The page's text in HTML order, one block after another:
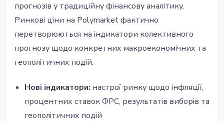
прогнозів у традиційну фінансову аналітику.
Ринкові ціни на Polymarket фактично
перетворюються на індикатори колективного
прогнозу щодо конкретних макроекономічних та
геополітичних подій.
Нові індикатори: настрої ринку щодо інфляції,
процентних ставок ФРС, результатів виборів та
геополітичних подій